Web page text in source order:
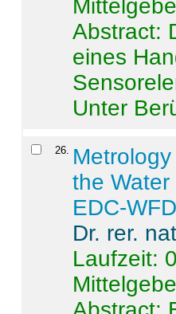
Abstract:
eines
Unter
26.
the
EDC-WFD
Dr. rer.
Laufzeit: